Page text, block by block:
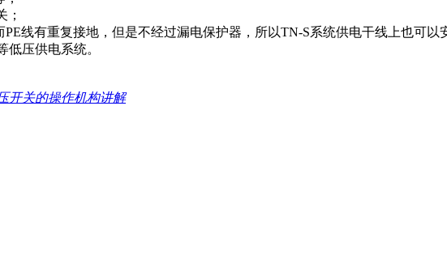
；
线有重复接地，但是不经过漏电保护器，所以TN-S系统供电干线上也可以
压供电系统。
开关的操作机构讲解